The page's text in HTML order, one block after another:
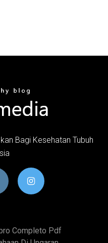
Bagi Kesehatan Tubuh
Completo Pdf